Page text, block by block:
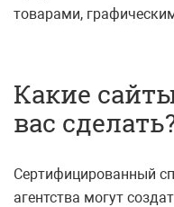
товарами,
Какие
вас
Сертифицированный
агентства могут